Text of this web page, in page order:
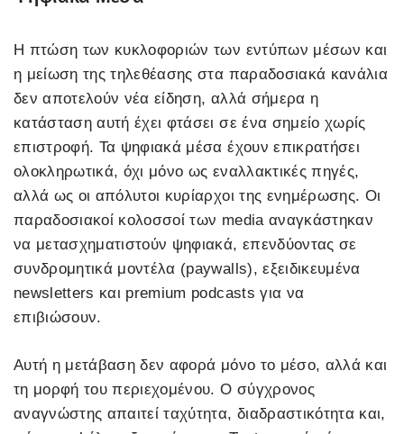
Η πτώση των κυκλοφοριών των εντύπων μέσων και
η μείωση της τηλεθέασης στα παραδοσιακά κανάλια
δεν αποτελούν νέα είδηση, αλλά σήμερα η
κατάσταση αυτή έχει φτάσει σε ένα σημείο χωρίς
επιστροφή. Τα ψηφιακά μέσα έχουν επικρατήσει
ολοκληρωτικά, όχι μόνο ως εναλλακτικές πηγές,
αλλά ως οι απόλυτοι κυρίαρχοι της ενημέρωσης. Οι
παραδοσιακοί κολοσσοί των media αναγκάστηκαν
να μετασχηματιστούν ψηφιακά, επενδύοντας σε
συνδρομητικά μοντέλα (paywalls), εξειδικευμένα
newsletters και premium podcasts για να
επιβιώσουν.
Αυτή η μετάβαση δεν αφορά μόνο το μέσο, αλλά και
τη μορφή του περιεχομένου. Ο σύγχρονος
αναγνώστης απαιτεί ταχύτητα, διαδραστικότητα και,